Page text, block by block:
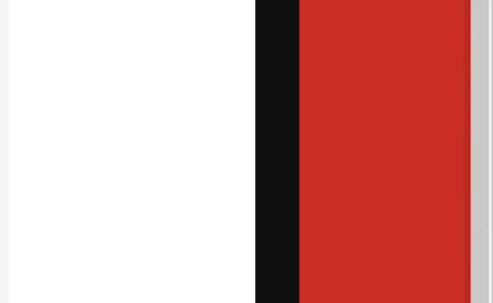
La
migliori lavori.
creativi,